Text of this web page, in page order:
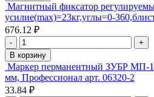
Магнитный фиксатор
усилие(max)=23кг,углы=0-
676.12 ₽
-
+
В корзину
Маркер перманентный ЗУБР МП-
мм, Профессионал арт. 06320-2
33.84 ₽